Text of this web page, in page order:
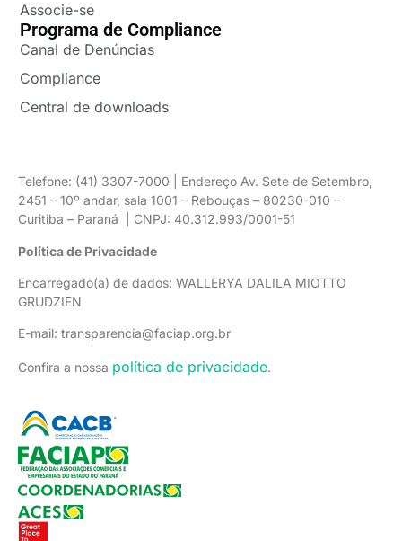
Associe-se
Programa de Compliance
Canal de Denúncias
Compliance
Central de downloads
Telefone: (41) 3307-7000 | Endereço Av. Sete de Setembro,
2451 – 10º andar, sala 1001 – Rebouças – 80230-010 –
Curitiba – Paraná | CNPJ: 40.312.993/0001-51
Política de Privacidade
Encarregado(a) de dados: WALLERYA DALILA MIOTTO
GRUDZIEN
E-mail: transparencia@faciap.org.br
Confira a nossa política de privacidade.